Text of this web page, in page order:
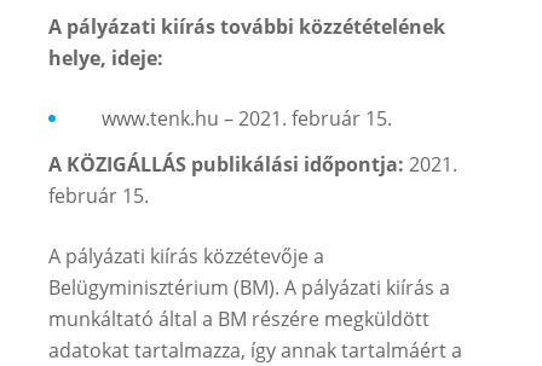
A pályázati kiírás további közzétételének
helye, ideje:
www.tenk.hu – 2021. február 15.
A KÖZIGÁLLÁS publikálási időpontja: 2021.
február 15.
A pályázati kiírás közzétevője a
Belügyminisztérium (BM). A pályázati kiírás a
munkáltató által a BM részére megküldött
adatokat tartalmazza, így annak tartalmáért a